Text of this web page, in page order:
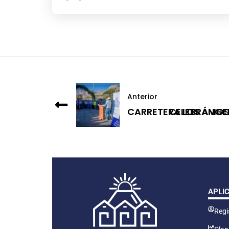
Anterior
CARRETERA LOS